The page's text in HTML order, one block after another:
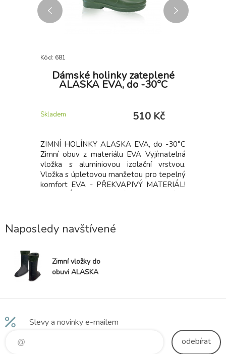
Kód: 681
Dámské holinky zateplené
ALASKA EVA, do -30°C
Skladem 510 Kč
ZIMNÍ HOLÍNKY ALASKA EVA, do -30°C
Zimní obuv z materiálu EVA Vyjímatelná
vložka s aluminiovou izolační vrstvou.
Vložka s úpletovou manžetou pro tepelný
komfort EVA - PŘEKVAPIVÝ MATERIÁL!
struktura • výborné mechanické vlastnos
Naposledy navštívené
Zimní vložky do
obuvi ALASKA
Slevy a novinky e-mailem
odebírat